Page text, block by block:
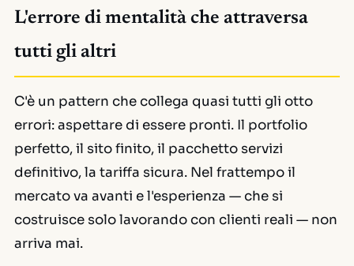
L'errore di mentalità che attraversa
tutti gli altri
C'è un pattern che collega quasi tutti gli otto
errori: aspettare di essere pronti. Il portfolio
perfetto, il sito finito, il pacchetto servizi
definitivo, la tariffa sicura. Nel frattempo il
mercato va avanti e l'esperienza — che si
costruisce solo lavorando con clienti reali — non
arriva mai.